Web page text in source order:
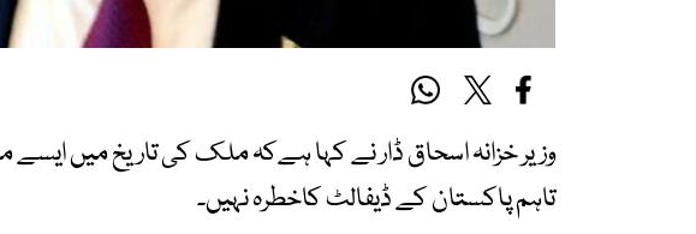
وزیر خزانہ اسحاق ڈار نے کہا ہےکہ ملک کی تاریخ میں
تاہم پاکستان کے ڈیفالٹ کاخطرہ نہیں۔